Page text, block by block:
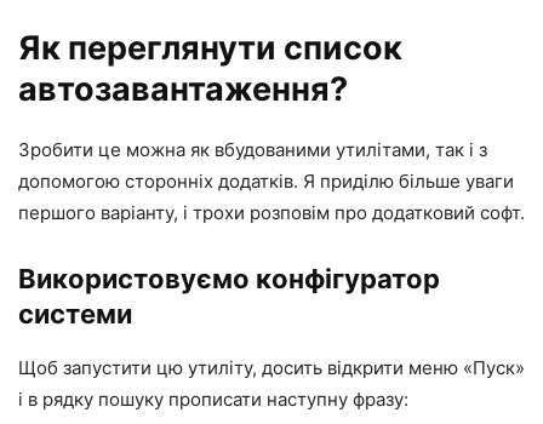
Як переглянути список
автозавантаження?
Зробити це можна як вбудованими утилітами, так і з
допомогою сторонніх додатків. Я приділю більше уваги
першого варіанту, і трохи розповім про додатковий софт.
Використовуємо конфігуратор
системи
Щоб запустити цю утиліту, досить відкрити меню «Пуск»
і в рядку пошуку прописати наступну фразу: